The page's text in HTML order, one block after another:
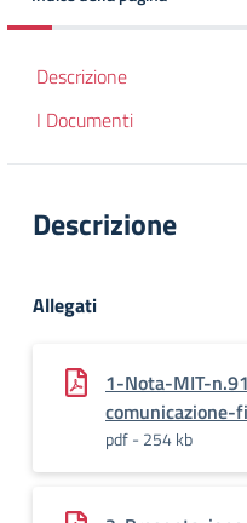
Descrizione
I Documenti
Descrizione
Allegati
1-Nota-MIT-
comunicazione-
pdf - 254 kb